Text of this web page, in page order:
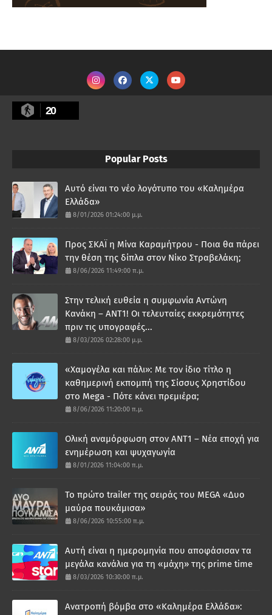
20
Popular Posts
Αυτό είναι το νέο λογότυπο του «Καλημέρα
Ελλάδα»
8/01/2026 01:24:00 μ.μ.
Προς ΣΚΑΪ η Μίνα Καραμήτρου - Ποια θα πάρει
την θέση της δίπλα στον Νίκο Στραβελάκη;
8/06/2026 11:49:00 π.μ.
Στην τελική ευθεία η συμφωνία Αντώνη
Κανάκη – ΑΝΤ1! Οι τελευταίες εκκρεμότητες
πριν τις υπογραφές...
8/03/2026 02:28:00 μ.μ.
«Χαμογέλα και πάλι»: Με τον ίδιο τίτλο η
καθημερινή εκπομπή της Σίσσυς Χρηστίδου
στο Mega - Πότε κάνει πρεμιέρα;
8/06/2026 11:20:00 π.μ.
Ολική αναμόρφωση στον ΑΝΤ1 – Νέα εποχή για
ενημέρωση και ψυχαγωγία
8/01/2026 11:04:00 π.μ.
Το πρώτο trailer της σειράς του MEGA «Δυο
μαύρα πουκάμισα»
8/06/2026 10:55:00 π.μ.
Αυτή είναι η ημερομηνία που αποφάσισαν τα
μεγάλα κανάλια για τη «μάχη» της prime time
8/03/2026 10:30:00 π.μ.
Ανατροπή βόμβα στο «Καλημέρα Ελλάδα»: